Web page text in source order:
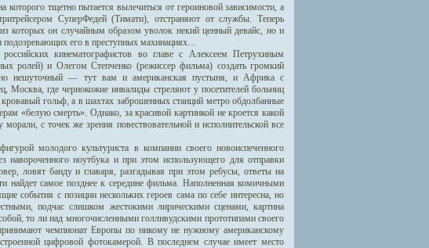
тщетно пытается вылечиться от героиновой зависимости, а
СуперФедей (Тимати), отстраняют от службы. Теперь
которых он случайным образом уволок некий ценный девайс, но и
подозревающих его в преступных махинациях…
кинематографистов во главе с Алексеем Петрухиным
ролей) и Олегом Степченко (режиссер фильма) создать громкий
нешуточный — тут вам и американская пустыня, и Африка с
Москва, где чернокожие инвалиды стреляют у посетителей больниц
гольф, а в шахтах заброшенных станций метро обдолбанные
«белую смерть». Однако, за красивой картинкой не кроется какой
с точек же зрения повествовательной и исполнительской все
молодого культуриста в компании своего новоиспеченного
ноутбука и при этом использующего для отправки
ловят банду и главаря, разгадывая при этом ребусы, ответы на
найдет самое позднее к середине фильма. Наполненная комичными
события с позиции нескольких героев сама по себе интересна, но
подчас слишком жестокими лирическими сценами, картина
то ли над многочисленными голливудскими прототипами своего
чемпионат Европы по никому не нужному американскому
цифровой фотокамерой. В последнем случае имеет место